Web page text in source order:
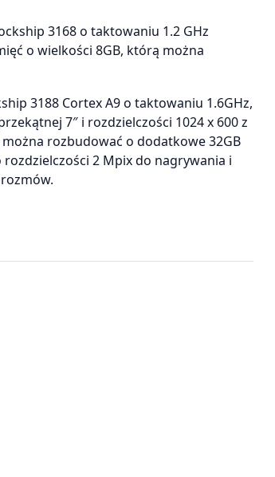
3168 o taktowaniu 1.2 GHz
o wielkości 8GB, którą można
3188 Cortex A9 o taktowaniu 1.6GHz,
7″ i rozdzielczości 1024 x 600 z
rozbudować o dodatkowe 32GB
2 Mpix do nagrywania i